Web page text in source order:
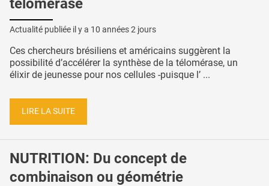
télomérase
Actualité publiée il y a 10 années 2 jours
Ces chercheurs brésiliens et américains suggèrent la
possibilité d’accélérer la synthèse de la télomérase, un
élixir de jeunesse pour nos cellules -puisque l’ ...
LIRE LA SUITE
NUTRITION: Du concept de
combinaison ou géométrie